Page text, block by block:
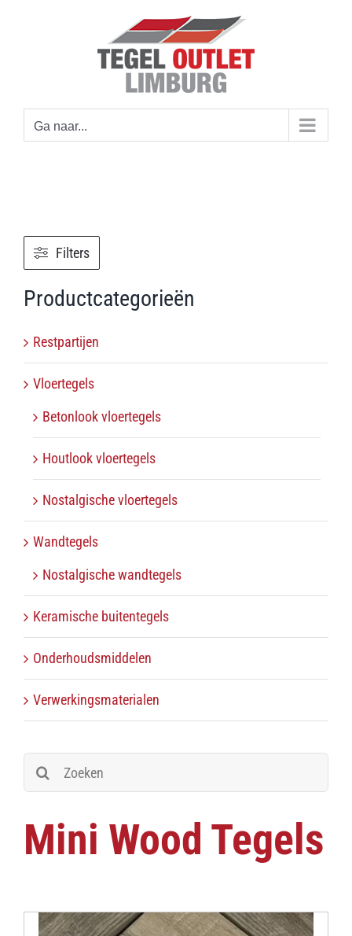
Ga naar...
Filters
Productcategorieën
Restpartijen
Vloertegels
Betonlook vloertegels
Houtlook vloertegels
Nostalgische vloertegels
Wandtegels
Nostalgische wandtegels
Keramische buitentegels
Onderhoudsmiddelen
Verwerkingsmaterialen
Zoeken
naar:
Mini Wood Tegels